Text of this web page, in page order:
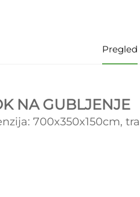
Pregled
NA GUBLJENJE
700x350x150cm,